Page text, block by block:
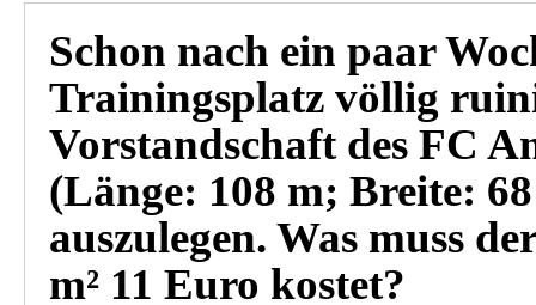
Schon nach ein paar
Trainingsplatz völlig
Vorstandschaft des FC
(Länge: 108 m; Breite:
auszulegen. Was muss
m² 11 Euro kostet?